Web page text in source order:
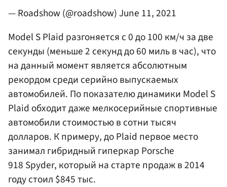
— Roadshow (@roadshow)June 11, 2021
Model S Plaid разгоняется с 0 до 100 км/ч за две
секунды (меньше 2 секунд до 60 миль в час), что
на данный момент является абсолютным
рекордом среди серийно выпускаемых
автомобилей. По показателю динамики Model S
Plaid обходит даже мелкосерийные спортивные
автомобили стоимостью в сотни тысяч
долларов. К примеру, до Plaid первое место
занимал гибридный гиперкар Porsche
918 Spyder, который на старте продаж в 2014
году стоил $845 тыс.